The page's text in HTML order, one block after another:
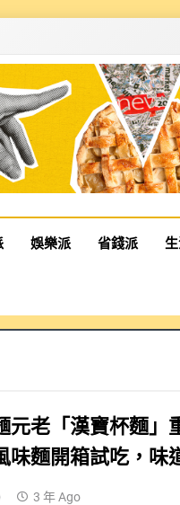
娛樂派 省錢派
元老「漢寶杯麵」
味麵開箱試吃，味
3 年 Ago